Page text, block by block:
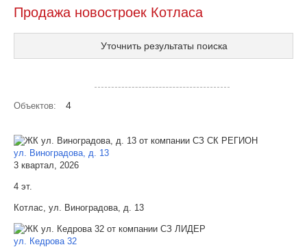
Продажа новостроек Котласа
Уточнить результаты поиска
Объектов: 4
ул. Виноградова, д. 13
3 квартал, 2026
4 эт.
Котлас, ул. Виноградова, д. 13
ул. Кедрова 32